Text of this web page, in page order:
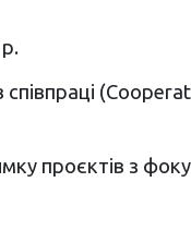
співпраці
проєктів з